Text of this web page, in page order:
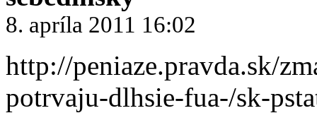
8. apríla 2011 16:02
http://peniaze.pravda.sk/
potrvaju-dlhsie-fua-/sk-